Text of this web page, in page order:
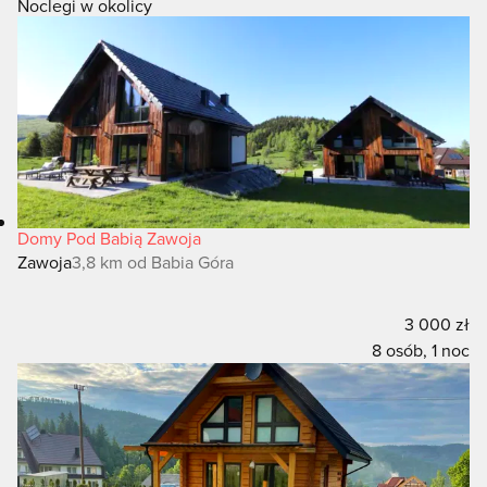
Półgóra i Rabczyce oraz 4 polskich, tj. Lipnica Wielka,
Kiczory, Lipnica Mała i Zubrzyca Górna.
Podsumowując w wielkim skrócie - Babia Góra to
prawdziwaperła wśród beskidzkich szczytów!
Doceniają to turyści, którzy licznie przybywają na
babiogórskie szlaki.Co prawda trzeba sporego
wysiłku, aby ją zdobyć, ale z pewnością warto go
podjąć!
Mówią, że pochodzenie nazwy góry związane jest z
licznymilegendamina jej temat. Jedna z nich głosi, że
to stos kamieni wysypanych przez babę niebotycznych
Noclegi w okolicy
Domy Pod Babią Zawoja
Zawoja3,8 km od Babia Góra
3 000 zł
8 osób, 1 noc